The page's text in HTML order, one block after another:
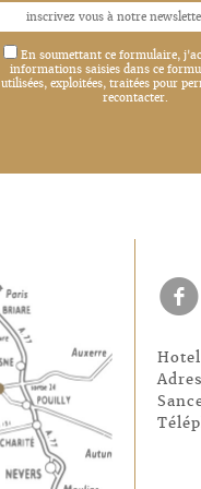
En soumettant ce formulaire,
informations saisies dans ce
utilisées, exploitées, traitées pour
recontacter.
f